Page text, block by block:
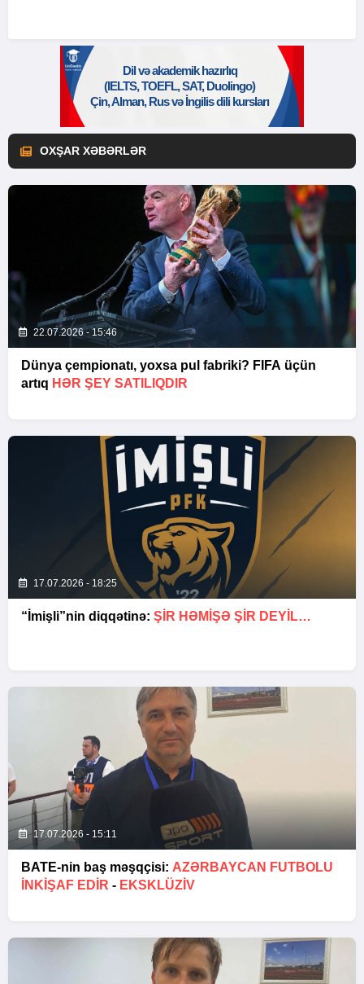
OXŞAR XƏBƏRLƏR
22.07.2026 - 15:46
Dünya çempionatı, yoxsa pul fabriki? FIFA üçün
artıq HƏR ŞEY SATILIQDIR
17.07.2026 - 18:25
“İmişli”nin diqqətinə: ŞIR HƏMIŞƏ ŞIR DEYIL…
17.07.2026 - 15:11
BATE-nin baş məşqçisi: AZƏRBAYCAN FUTBOLU
INKIŞAF EDIR - EKSKLÜZİV